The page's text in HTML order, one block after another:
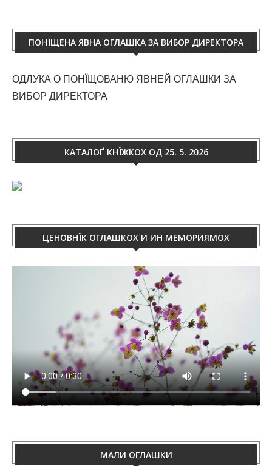
ПОНЇЩЕНА ЯВНА ОГЛАШКА ЗА ВИБОР ДИРЕКТОРА
ОДЛУКА О ПОНЇЩОВАНЮ ЯВНЕЙ ОГЛАШКИ ЗА
ВИБОР ДИРЕКТОРА
КАТАЛОҐ КНЇЖКОХ ОД 25. 5. 2026
ЦЕНОВНЇК ОГЛАШКОХ И ИН МЕМОРИЯМОХ
МАЛИ ОГЛАШКИ